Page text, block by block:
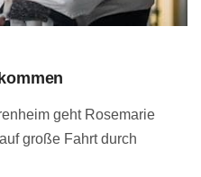
geht Rosemarie
große Fahrt durch